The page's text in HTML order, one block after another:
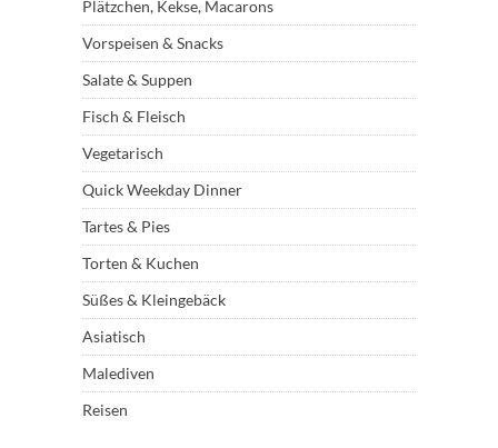
Plätzchen, Kekse, Macarons
Vorspeisen & Snacks
Salate & Suppen
Fisch & Fleisch
Vegetarisch
Quick Weekday Dinner
Tartes & Pies
Torten & Kuchen
Süßes & Kleingebäck
Asiatisch
Malediven
Reisen